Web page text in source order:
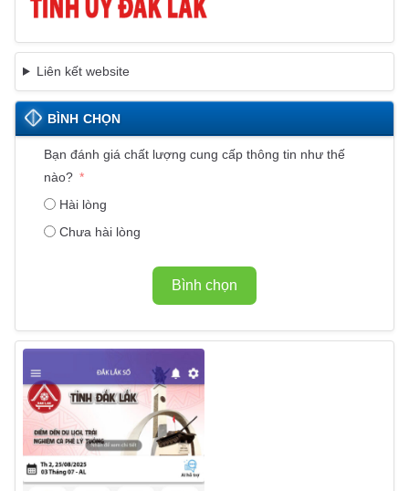
Liên kết website
BÌNH CHỌN
Bạn đánh giá chất lượng cung cấp thông tin như thế
nào?
Hài lòng
Chưa hài lòng
Bình chọn